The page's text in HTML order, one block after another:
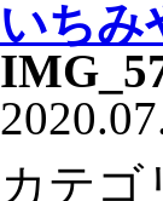
いちみ
カテゴ